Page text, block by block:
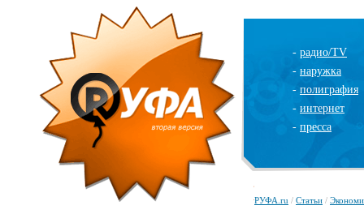
- радио/TV
- наружка
- полиграфия
- интернет
- пресса
РУФА.ru / Статьи /